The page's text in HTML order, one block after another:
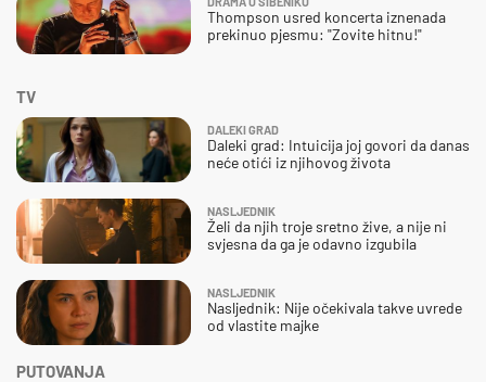
Thompson usred koncerta iznenada
prekinuo pjesmu: "Zovite hitnu!"
TV
DALEKI GRAD
Daleki grad: Intuicija joj govori da danas
neće otići iz njihovog života
NASLJEDNIK
Želi da njih troje sretno žive, a nije ni
svjesna da ga je odavno izgubila
NASLJEDNIK
Nasljednik: Nije očekivala takve uvrede
od vlastite majke
PUTOVANJA